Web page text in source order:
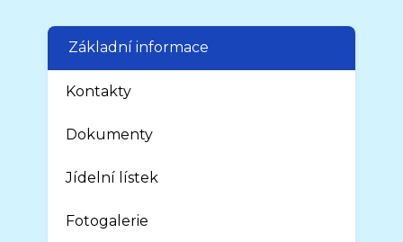
Základní informace
Kontakty
Dokumenty
Jídelní lístek
Fotogalerie